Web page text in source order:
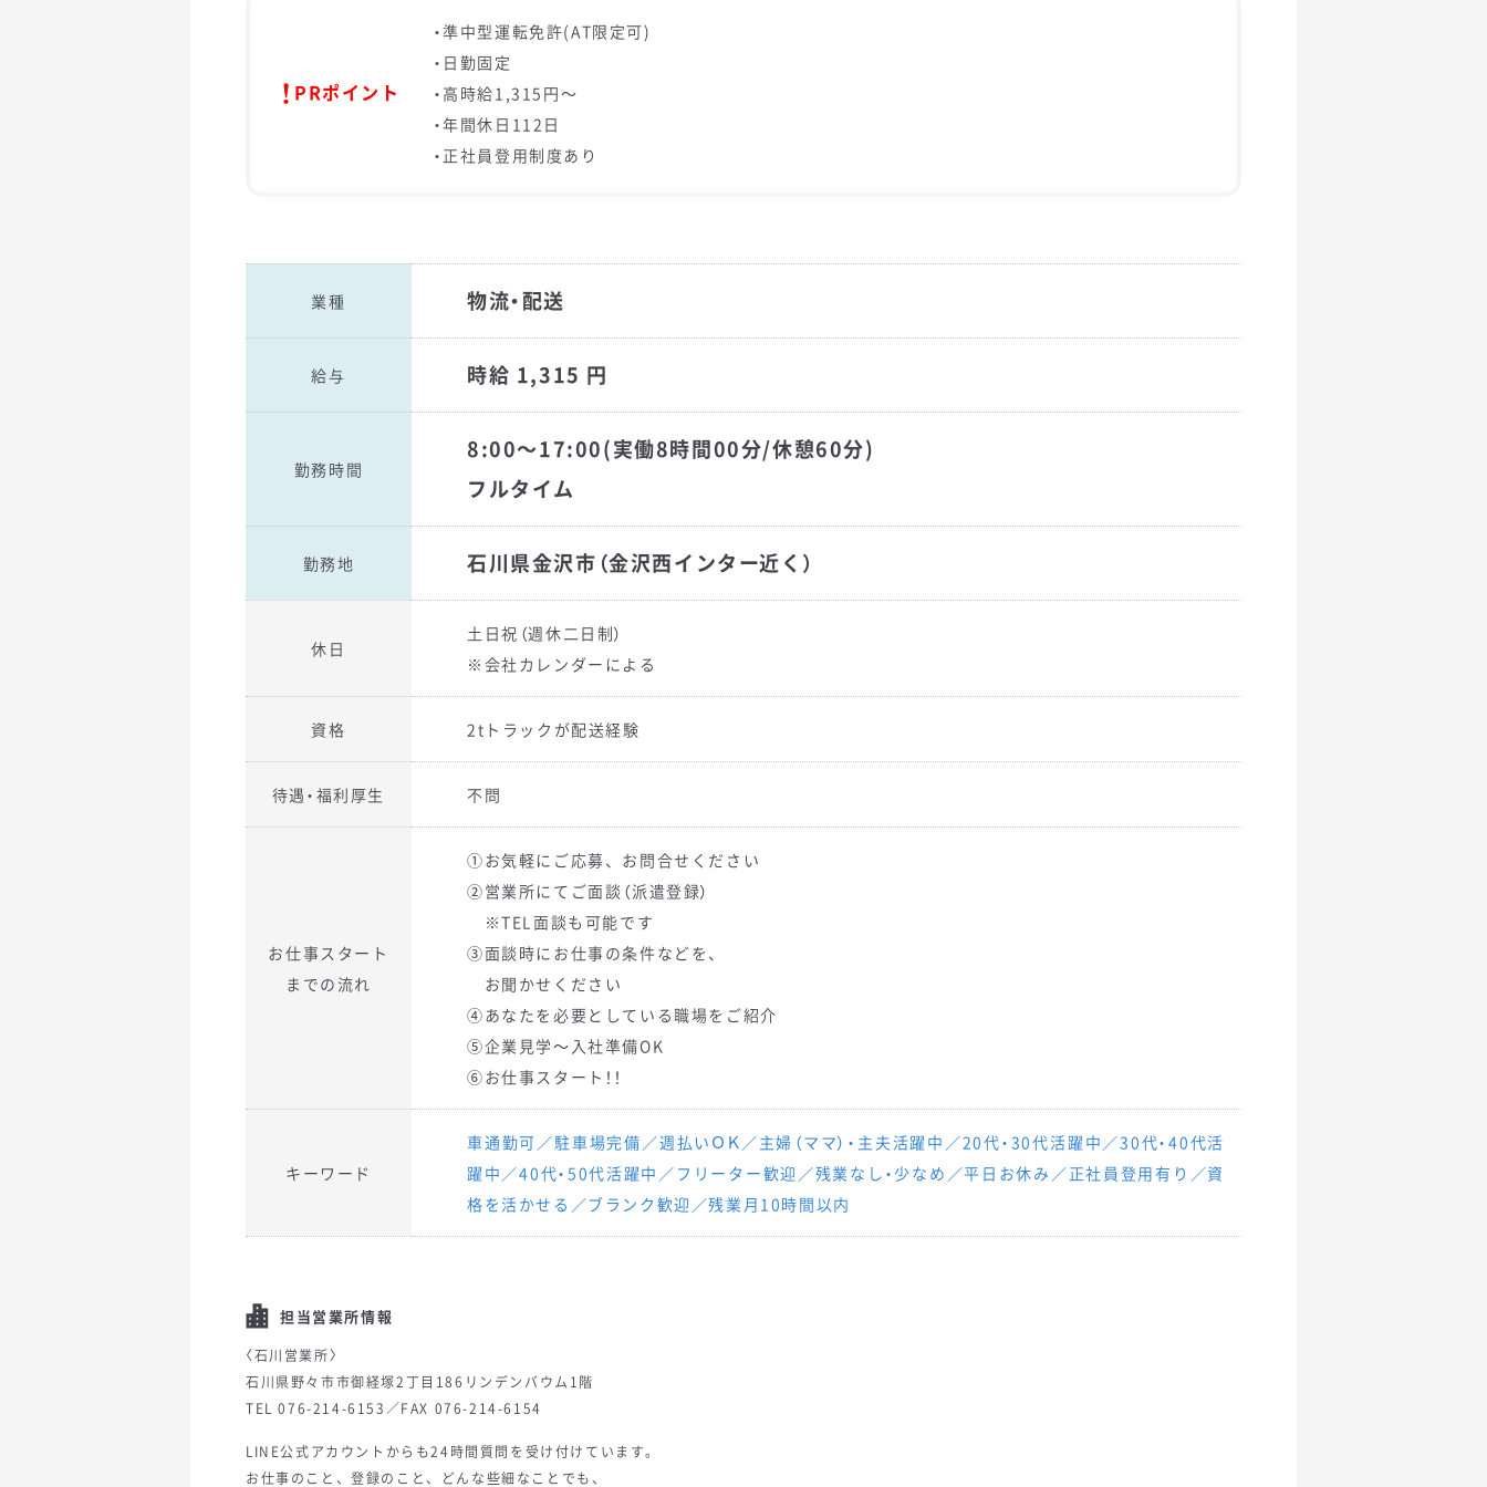
PRポイント
・準中型運転免許(AT限定可)
・日勤固定
・高時給1,315円～
・年間休日112日
・正社員登用制度あり
業種 物流・配送
給与 時給 1,315 円
勤務時間
8:00～17:00(実働8時間00分/休憩60分)
フルタイム
勤務地 石川県金沢市（金沢西インター近く）
休日
土日祝（週休二日制）
※会社カレンダーによる
資格 2tトラックが配送経験
待遇・福利厚生 不問
お仕事スタート
までの流れ
①お気軽にご応募、お問合せください
②営業所にてご面談（派遣登録）
※TEL面談も可能です
③面談時にお仕事の条件などを、
お聞かせください
④あなたを必要としている職場をご紹介
⑤企業見学～入社準備OK
⑥お仕事スタート！！
キーワード
車通勤可／駐車場完備／週払いＯＫ／主婦（ママ）・主夫活躍中／20代・30代活躍中／30代・40代活
躍中／40代・50代活躍中／フリーター歓迎／残業なし・少なめ／平日お休み／正社員登用有り／資
格を活かせる／ブランク歓迎／残業月10時間以内
担当営業所情報
〈石川営業所〉
石川県野々市市御経塚2丁目186リンデンバウム1階
TEL 076-214-6153／FAX 076-214-6154
LINE公式アカウントからも24時間質問を受け付けています。
お仕事のこと、登録のこと、どんな些細なことでも、